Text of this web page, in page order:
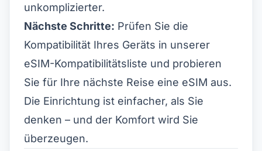
unkomplizierter.
Nächste Schritte: Prüfen Sie die
Kompatibilität Ihres Geräts in unserer
eSIM-Kompatibilitätsliste und probieren
Sie für Ihre nächste Reise eine eSIM aus.
Die Einrichtung ist einfacher, als Sie
denken – und der Komfort wird Sie
überzeugen.